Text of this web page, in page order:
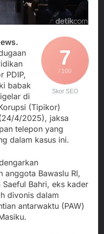
Disdik Jabar
TKBM: “Belum
Keputusan Resmi”
3, 2026
Harmoni di
Sukaresmi: Kala
Royong
Ekonomi
Tenggelam di
Giligenting
Polisi
Penanganan
Sesuai
3, 2026
Sumenep
Kedatangan
Evakuasi KM
Sentosa 2 di
Kalianget
3, 2026
7
/ 100
Skor SEO
PDIP,
babak
di
(Tipikor)
4/2025), jaksa
telepon yang
dalam kasus ini.
anggota Bawaslu RI,
Bahri, eks kader
divonis dalam
antarwaktu (PAW)